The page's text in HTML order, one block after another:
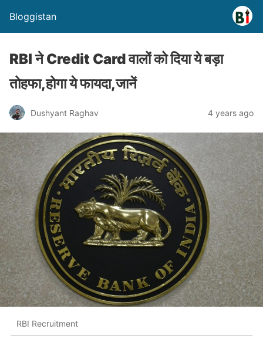
Bloggistan
RBI ने Credit Card वालों को दिया ये बड़ा
तोहफा,होगा ये फायदा,जानें
Dushyant Raghav 4 years ago
RBI Recruitment